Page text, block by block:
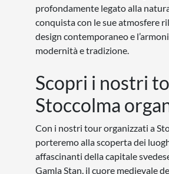
profondamente legato alla
conquista con le sue atmosfere
design contemporaneo e
modernità e tradizione.
Scopri i nostri
Stoccolma
Con i nostri tour organizzati a
porteremo alla scoperta dei
affascinanti della capitale
Gamla Stan, il cuore medievale